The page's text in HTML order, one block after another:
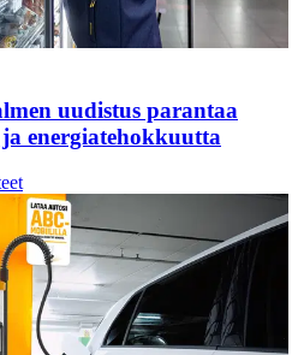
uudistus parantaa
energiatehokkuutta